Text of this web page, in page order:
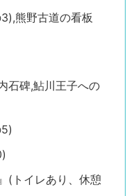
熊野古道の看板
石碑,鮎川王子への
(トイレあり、休憩